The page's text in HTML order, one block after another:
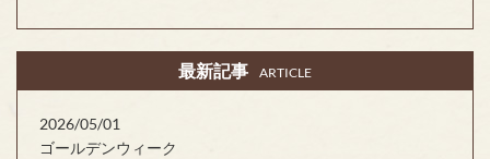
最新記事 ARTICLE
2026/05/01
ゴールデンウィーク